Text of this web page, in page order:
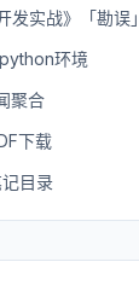
发实战》「勘误」
环境
聚合
下载
目录